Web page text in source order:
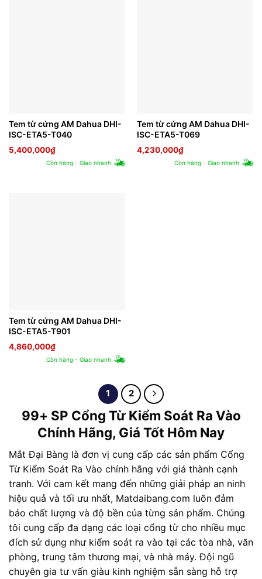
Tem từ cứng AM Dahua DHI-
ISC-ETA5-T040
5,400,000₫
Còn hàng - Giao nhanh
Tem từ cứng AM Dahua DHI-
ISC-ETA5-T069
4,230,000₫
Còn hàng - Giao nhanh
Tem từ cứng AM Dahua DHI-
ISC-ETA5-T901
4,860,000₫
Còn hàng - Giao nhanh
1 2
99+ SP Cổng Từ Kiểm Soát Ra Vào
Chính Hãng, Giá Tốt Hôm Nay
Mắt Đại Bàng là đơn vị cung cấp các sản phẩm Cổng
Từ Kiểm Soát Ra Vào chính hãng với giá thành cạnh
tranh. Với cam kết mang đến những giải pháp an ninh
hiệu quả và tối ưu nhất, Matdaibang.com luôn đảm
bảo chất lượng và độ bền của từng sản phẩm. Chúng
tôi cung cấp đa dạng các loại cổng từ cho nhiều mục
đích sử dụng như kiểm soát ra vào tại các tòa nhà, văn
phòng, trung tâm thương mại, và nhà máy. Đội ngũ
chuyên gia tư vấn giàu kinh nghiệm sẵn sàng hỗ trợ